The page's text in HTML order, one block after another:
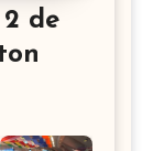
de